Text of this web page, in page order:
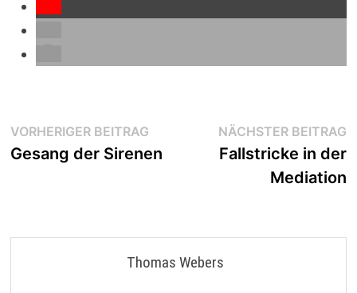
Beitragsnavigation
VORHERIGER BEITRAG Vorheriger
Beitrag:
Gesang der Sirenen
NÄCHSTER BEITRAG
Fallstricke in der
Mediation
Thomas Webers